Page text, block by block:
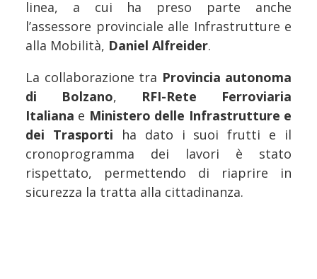
linea, a cui ha preso parte anche
l’assessore provinciale alle Infrastrutture e
alla Mobilità, Daniel Alfreider.
La collaborazione tra Provincia autonoma
di Bolzano, RFI-Rete Ferroviaria
Italiana e Ministero delle Infrastrutture e
dei Trasporti ha dato i suoi frutti e il
cronoprogramma dei lavori è stato
rispettato, permettendo di riaprire in
sicurezza la tratta alla cittadinanza.